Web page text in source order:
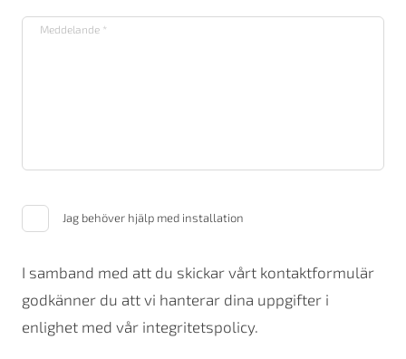
Jag behöver hjälp med installation
I samband med att du skickar vårt kontaktformulär
godkänner du att vi hanterar dina uppgifter i
enlighet med vår integritetspolicy.